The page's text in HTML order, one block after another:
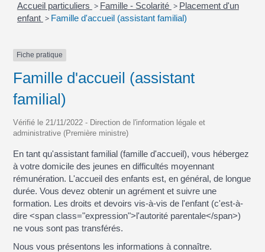
Accueil particuliers > Famille - Scolarité > Placement d'un
enfant > Famille d'accueil (assistant familial)
Fiche pratique
Famille d'accueil (assistant
familial)
Vérifié le 21/11/2022 - Direction de l'information légale et
administrative (Première ministre)
En tant qu'assistant familial (famille d'accueil), vous hébergez
à votre domicile des jeunes en difficultés moyennant
rémunération. L'accueil des enfants est, en général, de longue
durée. Vous devez obtenir un agrément et suivre une
formation. Les droits et devoirs vis-à-vis de l'enfant (c'est-à-
dire <span class="expression">l'autorité parentale</span>)
ne vous sont pas transférés.
Nous vous présentons les informations à connaître.